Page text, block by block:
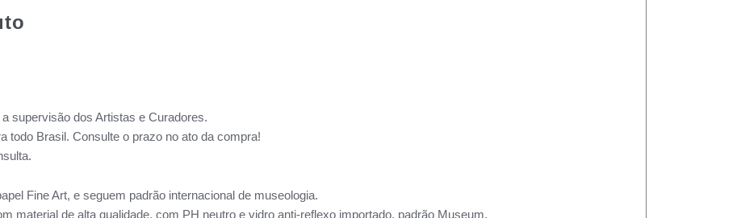
supervisão dos Artistas e Curadores.
todo Brasil. Consulte o prazo no ato da compra!
Fine Art, e seguem padrão internacional de museologia.
material de alta qualidade, com PH neutro e vidro anti-reflexo importado, padrão Museum.